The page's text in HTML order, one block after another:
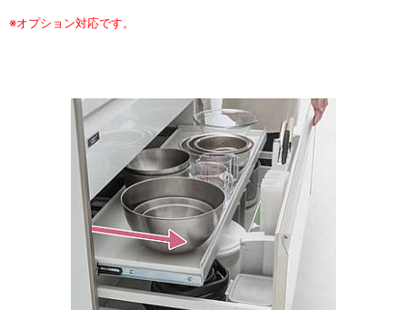
※オプション対応です。